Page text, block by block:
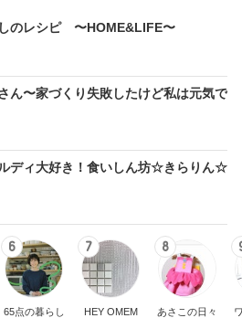
のレシピ 〜HOME&LIFE〜
ん〜家づくり失敗したけど私は元気で
ディ大好き！食いしん坊☆きらりん☆
6
65点の暮らし
7
HEY OMEM
8
あさこの日々